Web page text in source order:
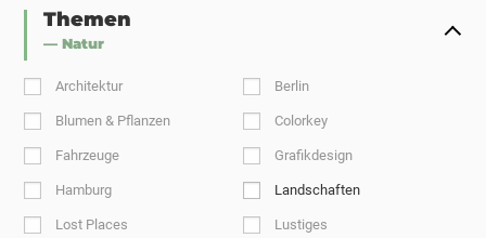
Themen
— Natur
Architektur Berlin
Blumen & Pflanzen Colorkey
Fahrzeuge Grafikdesign
Hamburg Landschaften
Lost Places Lustiges